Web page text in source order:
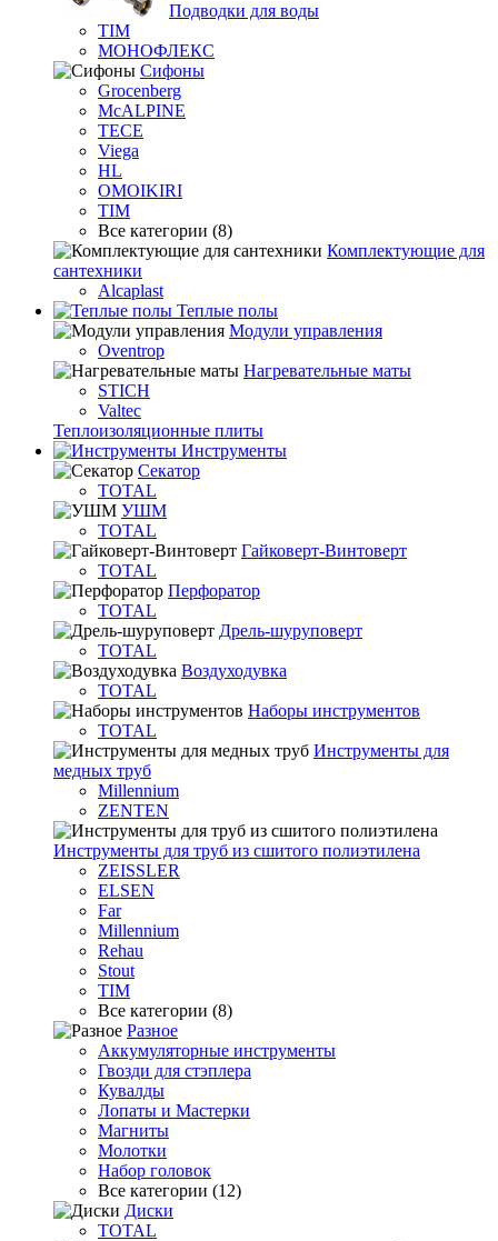
Подводки для воды
TIM
МОНОФЛЕКС
Сифоны
Grocenberg
McALPINE
TECE
Viega
HL
OMOIKIRI
TIM
Все категории (8)
Комплектующие для
сантехники
Alcaplast
Теплые полы
Модули управления
Oventrop
Нагревательные маты
STICH
Valtec
Теплоизоляционные плиты
Инструменты
Секатор
TOTAL
УШМ
TOTAL
Гайковерт-Винтоверт
TOTAL
Перфоратор
TOTAL
Дрель-шуруповерт
TOTAL
Воздуходувка
TOTAL
Наборы инструментов
TOTAL
Инструменты для
медных труб
Millennium
ZENTEN
Инструменты для труб из сшитого полиэтилена
ZEISSLER
ELSEN
Far
Millennium
Rehau
Stout
TIM
Все категории (8)
Разное
Аккумуляторные инструменты
Гвозди для стэплера
Кувалды
Лопаты и Мастерки
Магниты
Молотки
Набор головок
Все категории (12)
Диски
TOTAL